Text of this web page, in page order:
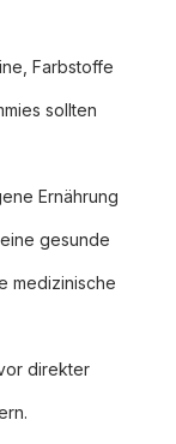
Farbstoffe
sollten
Ernährung
gesunde
medizinische
direkter